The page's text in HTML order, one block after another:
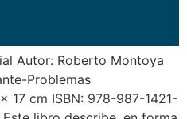
Autor: Roberto Montoya
Problemas
17 cm ISBN: 978-987-1421-